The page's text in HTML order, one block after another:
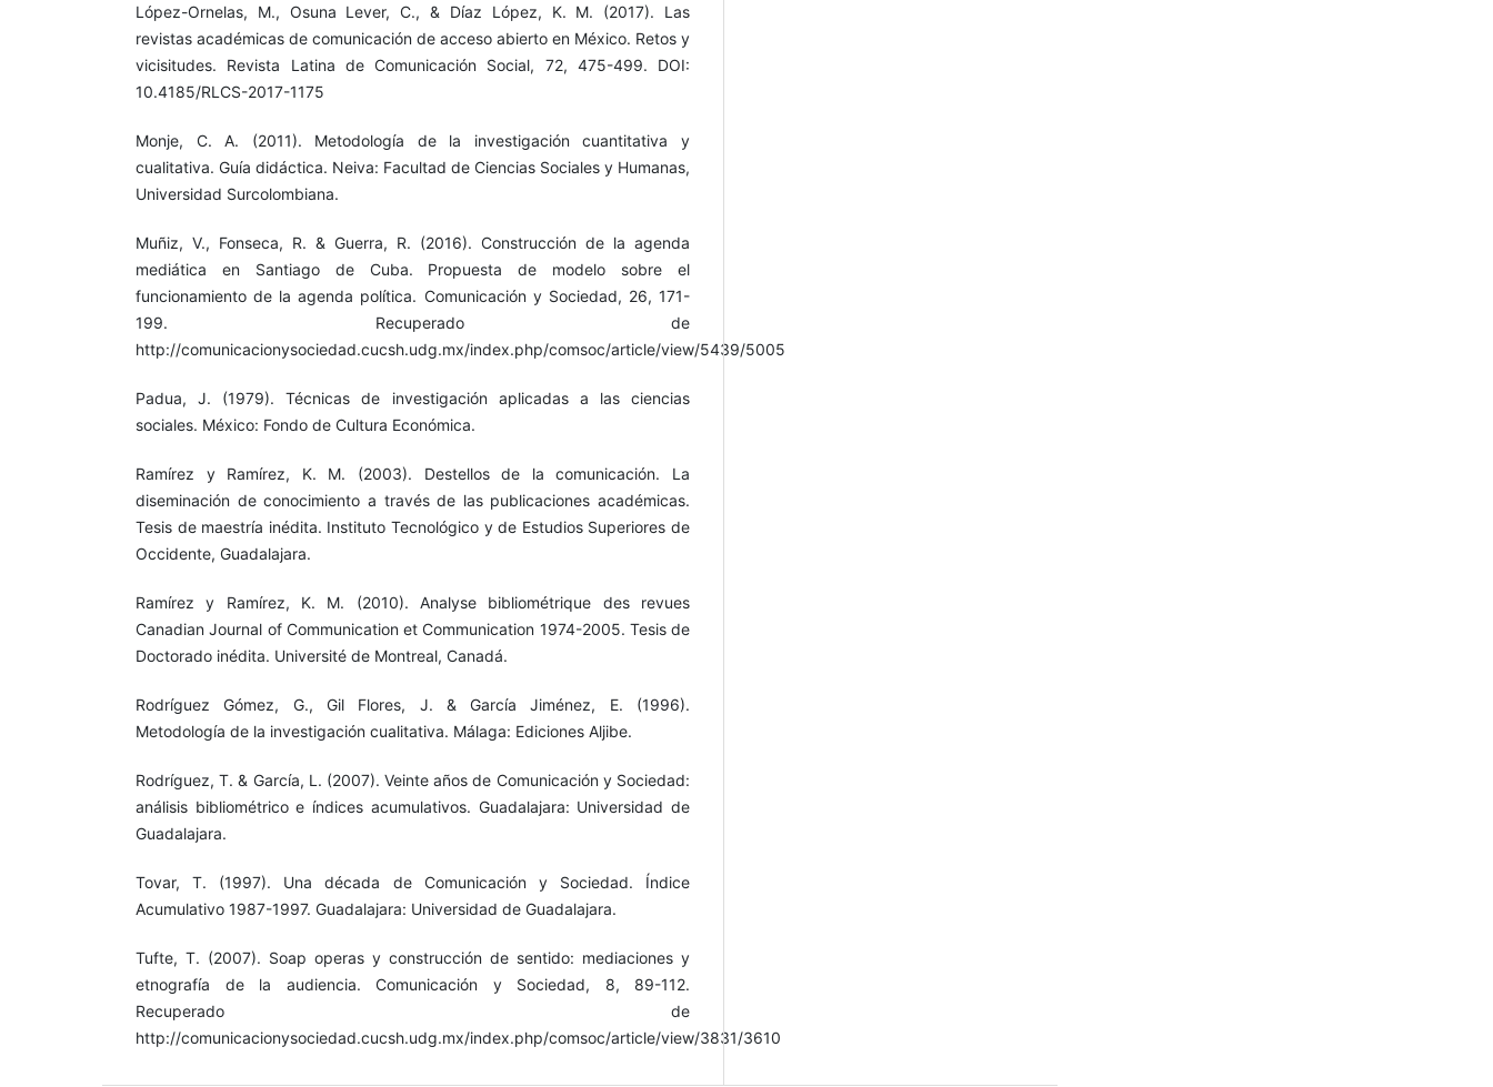
López-Ornelas, M., Osuna Lever, C., & Díaz López, K. M. (2017). Las
revistas académicas de comunicación de acceso abierto en México. Retos y
vicisitudes. Revista Latina de Comunicación Social, 72, 475-499. DOI:
10.4185/RLCS-2017-1175
Monje, C. A. (2011). Metodología de la investigación cuantitativa y
cualitativa. Guía didáctica. Neiva: Facultad de Ciencias Sociales y Humanas,
Universidad Surcolombiana.
Muñiz, V., Fonseca, R. & Guerra, R. (2016). Construcción de la agenda
mediática en Santiago de Cuba. Propuesta de modelo sobre el
funcionamiento de la agenda política. Comunicación y Sociedad, 26, 171-
199. Recuperado de
http://comunicacionysociedad.cucsh.udg.mx/index.php/comsoc/article/view/5439/5005
Padua, J. (1979). Técnicas de investigación aplicadas a las ciencias
sociales. México: Fondo de Cultura Económica.
Ramírez y Ramírez, K. M. (2003). Destellos de la comunicación. La
diseminación de conocimiento a través de las publicaciones académicas.
Tesis de maestría inédita. Instituto Tecnológico y de Estudios Superiores de
Occidente, Guadalajara.
Ramírez y Ramírez, K. M. (2010). Analyse bibliométrique des revues
Canadian Journal of Communication et Communication 1974-2005. Tesis de
Doctorado inédita. Université de Montreal, Canadá.
Rodríguez Gómez, G., Gil Flores, J. & García Jiménez, E. (1996).
Metodología de la investigación cualitativa. Málaga: Ediciones Aljibe.
Rodríguez, T. & García, L. (2007). Veinte años de Comunicación y Sociedad:
análisis bibliométrico e índices acumulativos. Guadalajara: Universidad de
Guadalajara.
Tovar, T. (1997). Una década de Comunicación y Sociedad. Índice
Acumulativo 1987-1997. Guadalajara: Universidad de Guadalajara.
Tufte, T. (2007). Soap operas y construcción de sentido: mediaciones y
etnografía de la audiencia. Comunicación y Sociedad, 8, 89-112.
Recuperado de
http://comunicacionysociedad.cucsh.udg.mx/index.php/comsoc/article/view/3831/3610